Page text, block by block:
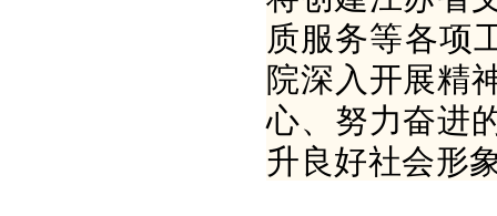
质服务等各项
院深入开展精
心、努力奋进
升良好社会形